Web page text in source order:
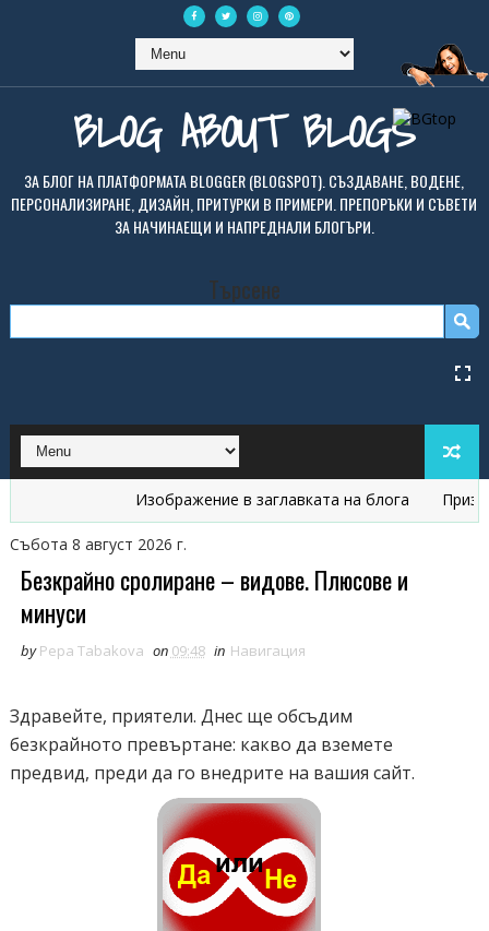
BLOG ABOUT BLOGS
ЗА БЛОГ НА ПЛАТФОРМАТА BLOGGER (BLOGSPOT). СЪЗДАВАНЕ, ВОДЕНЕ,
ПЕРСОНАЛИЗИРАНЕ, ДИЗАЙН, ПРИТУРКИ В ПРИМЕРИ. ПРЕПОРЪКИ И СЪВЕТИ
ЗА НАЧИНАЕЩИ И НАПРЕДНАЛИ БЛОГЪРИ.
Търсене
Изображение в заглавката на блога
Събота 8 август 2026 г.
Безкрайно сролиране – видове. Плюсове и
минуси
by Pepa Tabakova on 09:48 in Навигация
Здравейте, приятели. Днес ще обсъдим
безкрайното превъртане: какво да вземете
предвид, преди да го внедрите на вашия сайт.